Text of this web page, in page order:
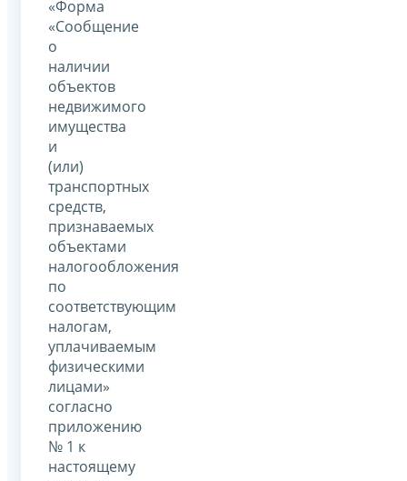
«Форма
«Сообщение
о
наличии
объектов
недвижимого
имущества
и
(или)
транспортных
средств,
признаваемых
объектами
налогообложения
по
соответствующим
налогам,
уплачиваемым
физическими
лицами»
согласно
приложению
№ 1 к
настоящему